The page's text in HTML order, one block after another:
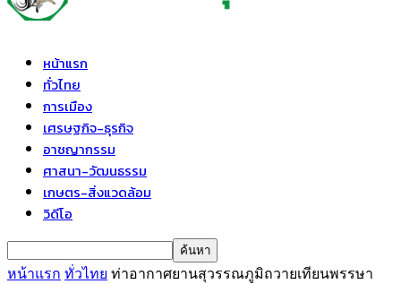
หน้าแรก
ทั่วไทย
การเมือง
เศรษฐกิจ-ธุรกิจ
อาชญากรรม
ศาสนา-วัฒนธรรม
เกษตร-สิ่งแวดล้อม
วิดีโอ
หน้าแรก ทั่วไทย ท่าอากาศยานสุวรรณภูมิถวายเทียนพรรษา